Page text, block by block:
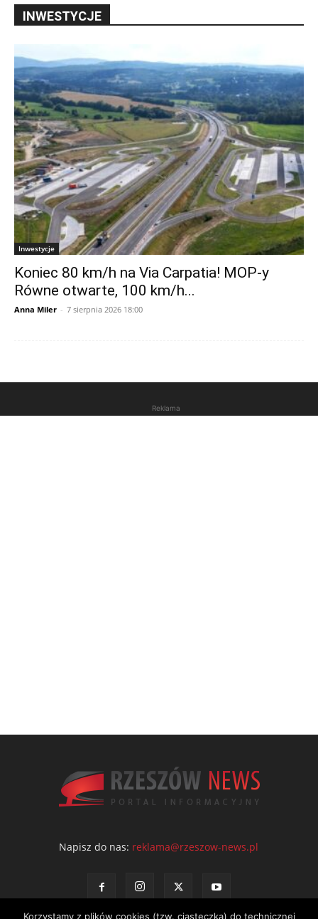
INWESTYCJE
Inwestycje
Koniec 80 km/h na Via Carpatia! MOP-y
Równe otwarte, 100 km/h...
Anna Miler - 7 sierpnia 2026 18:00
Reklama
Napisz do nas: reklama@rzeszow-news.pl
Korzystamy z plików cookies (tzw. ciasteczka) do technicznej